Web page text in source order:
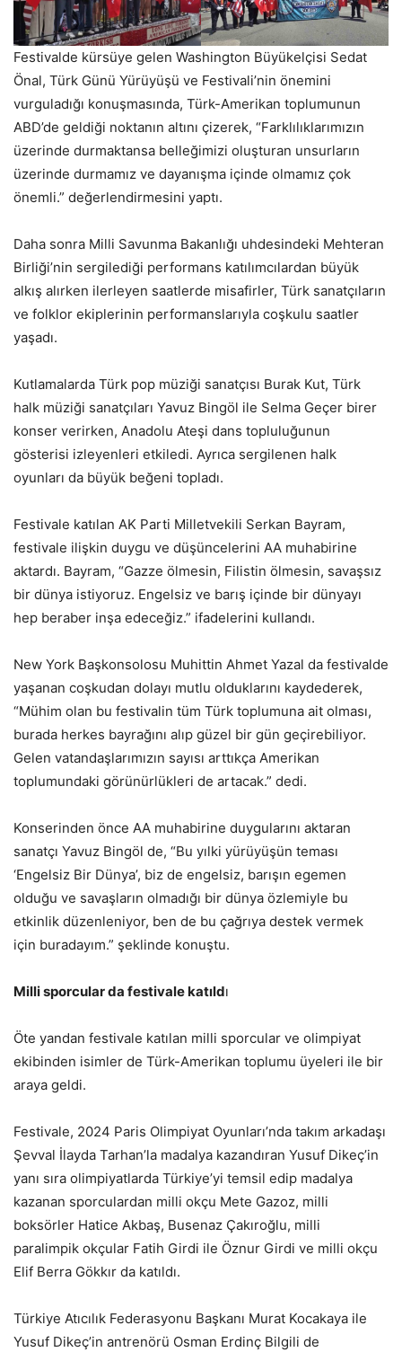
Festivalde kürsüye gelen Washington Büyükelçisi Sedat
Önal, Türk Günü Yürüyüşü ve Festivali’nin önemini
vurguladığı konuşmasında, Türk-Amerikan toplumunun
ABD’de geldiği noktanın altını çizerek, “Farklılıklarımızın
üzerinde durmaktansa belleğimizi oluşturan unsurların
üzerinde durmamız ve dayanışma içinde olmamız çok
önemli.” değerlendirmesini yaptı.
Daha sonra Milli Savunma Bakanlığı uhdesindeki Mehteran
Birliği’nin sergilediği performans katılımcılardan büyük
alkış alırken ilerleyen saatlerde misafirler, Türk sanatçıların
ve folklor ekiplerinin performanslarıyla coşkulu saatler
yaşadı.
Kutlamalarda Türk pop müziği sanatçısı Burak Kut, Türk
halk müziği sanatçıları Yavuz Bingöl ile Selma Geçer birer
konser verirken, Anadolu Ateşi dans topluluğunun
gösterisi izleyenleri etkiledi. Ayrıca sergilenen halk
oyunları da büyük beğeni topladı.
Festivale katılan AK Parti Milletvekili Serkan Bayram,
festivale ilişkin duygu ve düşüncelerini AA muhabirine
aktardı. Bayram, “Gazze ölmesin, Filistin ölmesin, savaşsız
bir dünya istiyoruz. Engelsiz ve barış içinde bir dünyayı
hep beraber inşa edeceğiz.” ifadelerini kullandı.
New York Başkonsolosu Muhittin Ahmet Yazal da festivalde
yaşanan coşkudan dolayı mutlu olduklarını kaydederek,
“Mühim olan bu festivalin tüm Türk toplumuna ait olması,
burada herkes bayrağını alıp güzel bir gün geçirebiliyor.
Gelen vatandaşlarımızın sayısı arttıkça Amerikan
toplumundaki görünürlükleri de artacak.” dedi.
Konserinden önce AA muhabirine duygularını aktaran
sanatçı Yavuz Bingöl de, “Bu yılki yürüyüşün teması
‘Engelsiz Bir Dünya’, biz de engelsiz, barışın egemen
olduğu ve savaşların olmadığı bir dünya özlemiyle bu
etkinlik düzenleniyor, ben de bu çağrıya destek vermek
için buradayım.” şeklinde konuştu.
Milli sporcular da festivale katıldı
Öte yandan festivale katılan milli sporcular ve olimpiyat
ekibinden isimler de Türk-Amerikan toplumu üyeleri ile bir
araya geldi.
Festivale, 2024 Paris Olimpiyat Oyunları’nda takım arkadaşı
Şevval İlayda Tarhan’la madalya kazandıran Yusuf Dikeç’in
yanı sıra olimpiyatlarda Türkiye’yi temsil edip madalya
kazanan sporculardan milli okçu Mete Gazoz, milli
boksörler Hatice Akbaş, Busenaz Çakıroğlu, milli
paralimpik okçular Fatih Girdi ile Öznur Girdi ve milli okçu
Elif Berra Gökkır da katıldı.
Türkiye Atıcılık Federasyonu Başkanı Murat Kocakaya ile
Yusuf Dikeç’in antrenörü Osman Erdinç Bilgili de